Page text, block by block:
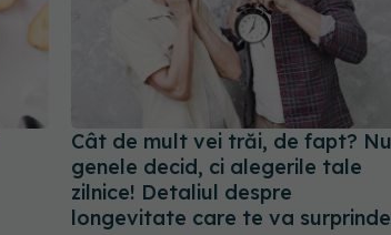
Cât de mult vei trăi, de fapt? Nu
genele decid, ci alegerile tale
zilnice! Detaliul despre
longevitate care te va surprinde